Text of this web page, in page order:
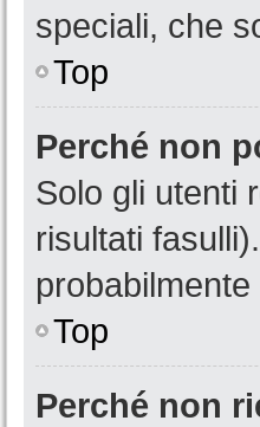
speciali, che
Top
Perché non
Solo gli utenti
risultati
Top
Perché non